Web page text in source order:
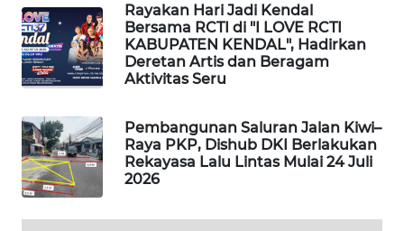
Rayakan Hari Jadi Kendal
Bersama RCTI di "I LOVE RCTI
KABUPATEN KENDAL", Hadirkan
Deretan Artis dan Beragam
Aktivitas Seru
Pembangunan Saluran Jalan Kiwi–
Raya PKP, Dishub DKI Berlakukan
Rekayasa Lalu Lintas Mulai 24 Juli
2026
UMKM
WAHANA
SELEB
WAHANA
PERSONA
WAHANA
OTOMOTIF